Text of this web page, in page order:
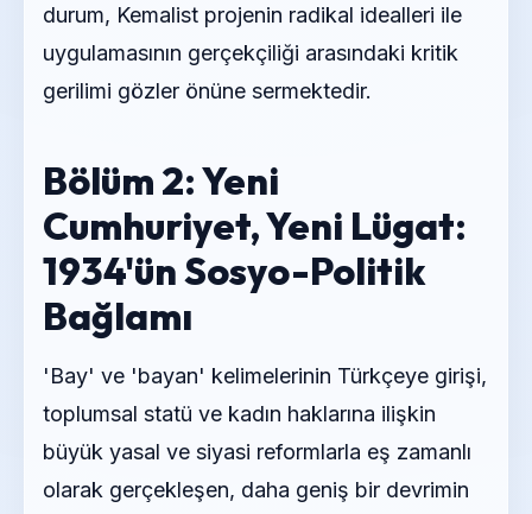
durum, Kemalist projenin radikal idealleri ile
uygulamasının gerçekçiliği arasındaki kritik
gerilimi gözler önüne sermektedir.
Bölüm 2: Yeni
Cumhuriyet, Yeni Lügat:
1934'ün Sosyo-Politik
Bağlamı
'Bay' ve 'bayan' kelimelerinin Türkçeye girişi,
toplumsal statü ve kadın haklarına ilişkin
büyük yasal ve siyasi reformlarla eş zamanlı
olarak gerçekleşen, daha geniş bir devrimin